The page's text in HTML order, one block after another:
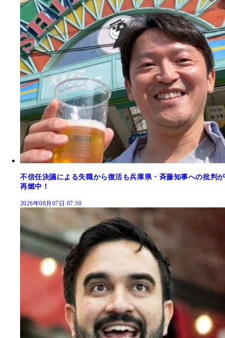
不信任決議による失職から復活も兵庫県・斉藤知事への批判が
再燃中！
2026年08月07日 07:30